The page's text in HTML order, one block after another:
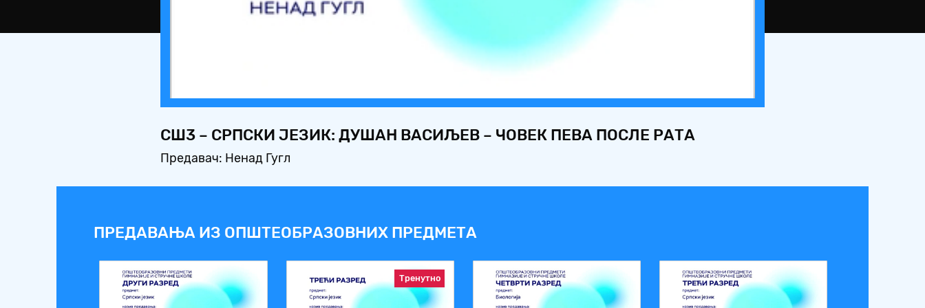
СШ3 – СРПСКИ ЈЕЗИК: ДУШАН ВАСИЉЕВ – ЧОВЕК ПЕВА ПОСЛЕ РАТА
Предавач: Ненад Гугл
ПРЕДАВАЊА ИЗ ОПШТЕОБРАЗОВНИХ ПРЕДМЕТА
Тренутно